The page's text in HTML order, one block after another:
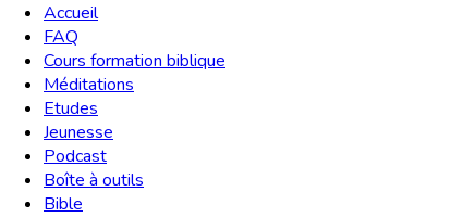
Accueil
FAQ
Cours formation biblique
Méditations
Etudes
Jeunesse
Podcast
Boîte à outils
Bible